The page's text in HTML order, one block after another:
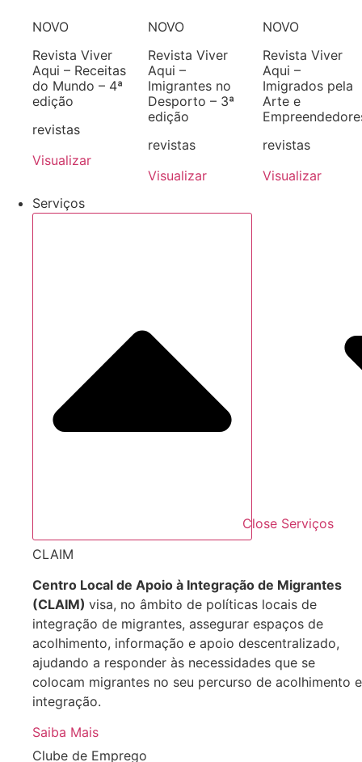
NOVO
Revista Viver
Aqui – Receitas
do Mundo – 4ª
edição
revistas
Visualizar
NOVO
Revista Viver
Aqui –
Imigrantes no
Desporto – 3ª
edição
revistas
Visualizar
NOVO
Revista Viver
Aqui –
Imigrados pela
Arte e
revistas
Visualizar
Serviços
Close Serviços
CLAIM
Centro Local de Apoio à Integração de Migrantes
(CLAIM) visa, no âmbito de políticas locais de
integração de migrantes, assegurar espaços de
acolhimento, informação e apoio descentralizado,
ajudando a responder às necessidades que se
colocam migrantes no seu percurso de acolhimento e
integração.
Saiba Mais
Clube de Emprego